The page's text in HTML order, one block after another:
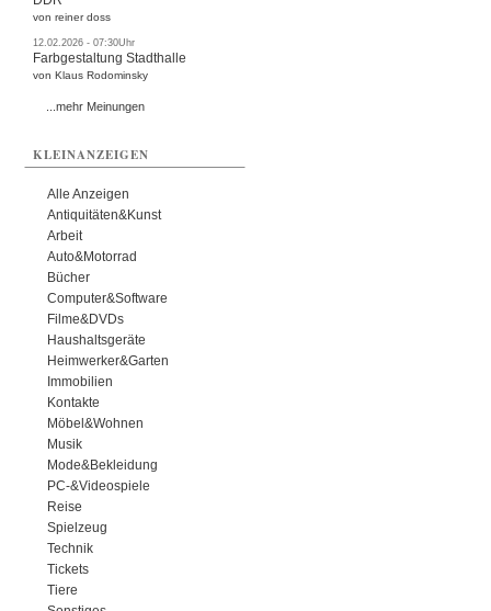
von reiner doss
12.02.2026 - 07:30Uhr
Farbgestaltung Stadthalle
von Klaus Rodominsky
...mehr Meinungen
KLEINANZEIGEN
Alle Anzeigen
Antiquitäten&Kunst
Arbeit
Auto&Motorrad
Bücher
Computer&Software
Filme&DVDs
Haushaltsgeräte
Heimwerker&Garten
Immobilien
Kontakte
Möbel&Wohnen
Musik
Mode&Bekleidung
PC-&Videospiele
Reise
Spielzeug
Technik
Tickets
Tiere